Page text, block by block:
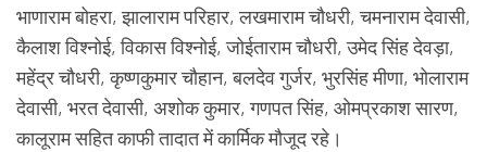
भाणाराम बोहरा, झालाराम परिहार, लखमाराम चौधरी, चमनाराम देवासी,
कैलाश विश्नोई, विकास विश्नोई, जोईताराम चौधरी, उमेद सिंह देवड़ा,
महेंद्र चौधरी, कृष्णकुमार चौहान, बलदेव गुर्जर, भुरसिंह मीणा, भोलाराम
देवासी, भरत देवासी, अशोक कुमार, गणपत सिंह, ओमप्रकाश सारण,
कालूराम सहित काफी तादात में कार्मिक मौजूद रहे।